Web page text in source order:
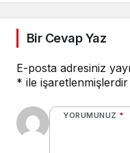
Bir Cevap Yaz
E-posta adresiniz
* ile işaretlenmişlerdir
YORUMUNUZ *